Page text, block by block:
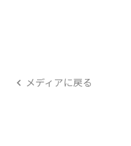
メディアに戻る